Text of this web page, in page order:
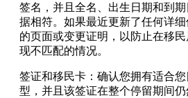
签名，并且全名、出生日期和到
据相符。如果最近更新了任何详
的页面或变更证明，以防止在移
现不匹配的情况。
签证和移民卡：确认您拥有适合
型，并且该签证在整个停留期间